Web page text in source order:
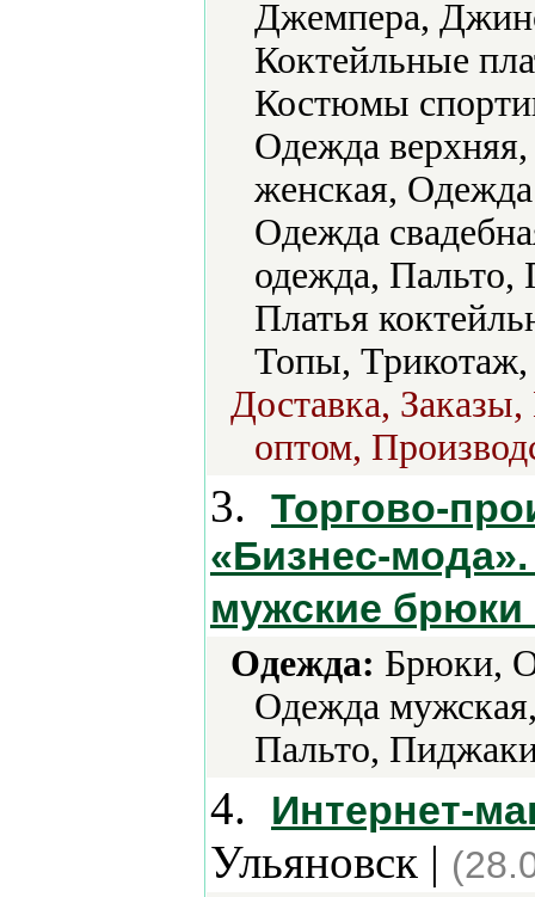
Джемпера,
Коктейльные
Костюмы
Одежда
женская,
Одежда
одежда, Пальто,
Платья
Топы,
Доставка,
оптом,
3.
Торгово-
«Бизнес-
мужские брюки
Одежда: Брюки,
Одежда
Пальто,
4. Интернет-
Ульяновск |